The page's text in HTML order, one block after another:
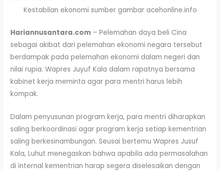
Kestabilan ekonomi sumber gambar acehonline.info
Hariannusantara.com – Pelemahan daya beli Cina
sebagai akibat dari pelemahan ekonomi negara tersebut
berdampak pada pelemahan ekonomi dalam negeri dan
nilai rupia. Wapres Juyuf Kala dalam rapatnya bersama
kabinet kerja meminta agar para mentri harus lebih
kompak.
Dalam penyusunan program kerja, para mentri diharapkan
saling berkoordinasi agar program kerja setiap kementrian
saling berkesinambungan. Seusai bertemu Wapres Jusuf
Kala, Luhut menegaskan bahwa apabila ada permasalahan
di internal kementrian harap segera diselesaikan dengan